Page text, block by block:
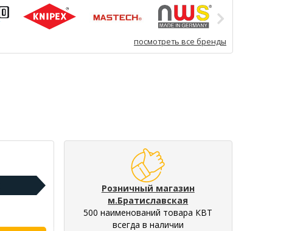
посмотреть все бренды
Розничный магазин
м.Братиславская
500 наименований товара КВТ
всегда в наличии